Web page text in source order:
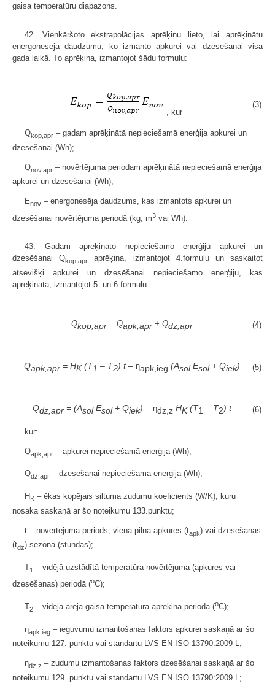
gaisa temperatūru diapazons.
42. Vienkāršoto ekstrapolācijas aprēķinu lieto, lai aprēķinātu
energonesēja daudzumu, ko izmanto apkurei vai dzesēšanai visa
gada laikā. To aprēķina, izmantojot šādu formulu:
, kur
(3)
Qkop,apr – gadam aprēķinātā nepieciešamā enerģija apkurei un
dzesēšanai (Wh);
Qnov,apr – novērtējuma periodam aprēķinātā nepieciešamā enerģija
apkurei un dzesēšanai (Wh);
Enov – energonesēja daudzums, kas izmantots apkurei un
dzesēšanai novērtējuma periodā (kg, m3 vai Wh).
43. Gadam aprēķināto nepieciešamo enerģiju apkurei un
dzesēšanai Qkop,apr
aprēķina, izmantojot 4.formulu un saskaitot
atsevišķi apkurei un dzesēšanai nepieciešamo enerģiju, kas
aprēķināta, izmantojot 5. un 6.formulu:
Qkop,apr= Qapk,apr+ Qdz,apr (4)
Qapk,apr= HK(T1 – T2) t –ηapk,ieg (AsolEsol+ Qiek) (5)
Qdz,apr= (AsolEsol+ Qiek) –ηdz,z HK(T1 – T2) t (6)
kur:
Qapk,apr – apkurei nepieciešamā enerģija (Wh);
Qdz,apr – dzesēšanai nepieciešamā enerģija (Wh);
H K – ēkas kopējais siltuma zudumu koeficients (W/K), kuru
nosaka saskaņā ar šo noteikumu 133.punktu;
t – novērtējuma periods, viena pilna apkures (tapk) vai dzesēšanas
(tdz) sezona (stundas);
T1 – vidējā uzstādītā temperatūra novērtējuma (apkures vai
dzesēšanas) periodā (oC);
T2 – vidējā ārējā gaisa temperatūra aprēķina periodā (oC);
ηapk,ieg – ieguvumu izmantošanas faktors apkurei saskaņā ar šo
noteikumu 127. punktu vai standartu LVS EN ISO 13790:2009 L;
ηdz,z – zudumu izmantošanas faktors dzesēšanai saskaņā ar šo
noteikumu 129. punktu vai standartu LVS EN ISO 13790:2009 L;